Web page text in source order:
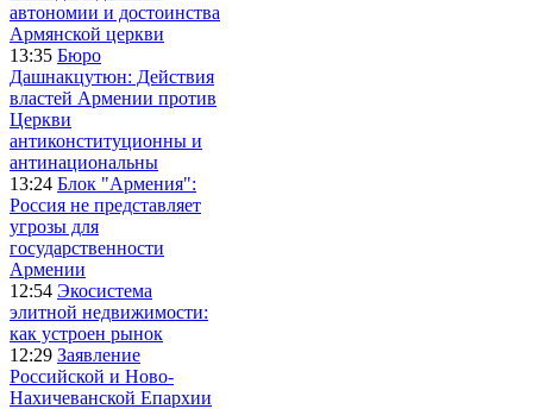
автономии и достоинства
Армянской церкви
13:35 Бюро
Дашнакцутюн: Действия
властей Армении против
Церкви
антиконституционны и
антинациональны
13:24 Блок "Армения":
Россия не представляет
угрозы для
государственности
Армении
12:54 Экосистема
элитной недвижимости:
как устроен рынок
12:29 Заявление
Российской и Ново-
Нахичеванской Епархии